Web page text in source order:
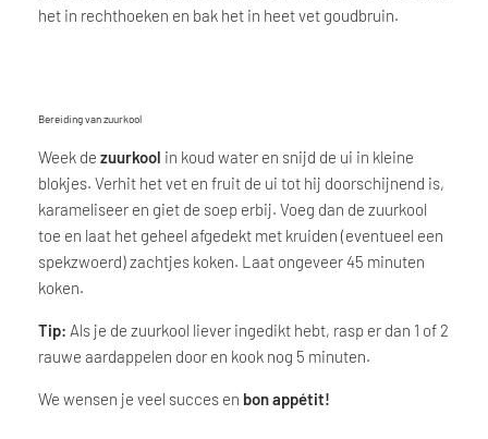
het in rechthoeken en bak het in heet vet goudbruin.
Bereiding van zuurkool
Week de zuurkool in koud water en snijd de ui in kleine
blokjes. Verhit het vet en fruit de ui tot hij doorschijnend is,
karameliseer en giet de soep erbij. Voeg dan de zuurkool
toe en laat het geheel afgedekt met kruiden (eventueel een
spekzwoerd) zachtjes koken. Laat ongeveer 45 minuten
koken.
Tip: Als je de zuurkool liever ingedikt hebt, rasp er dan 1 of 2
rauwe aardappelen door en kook nog 5 minuten.
We wensen je veel succes en bon appétit!